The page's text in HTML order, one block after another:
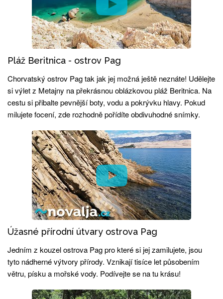
Pláž Beritnica - ostrov Pag
Chorvatský ostrov Pag tak jak jej možná ještě neznáte! Udělejte
si výlet z Metajny na překrásnou oblázkovou pláž Beritnica. Na
cestu si přibalte pevnější boty, vodu a pokrývku hlavy. Pokud
milujete focení, zde rozhodně pořídíte obdivuhodné snímky.
Úžasné přírodní útvary ostrova Pag
Jedním z kouzel ostrova Pag pro které si jej zamilujete, jsou
tyto nádherné výtvory přírody. Vznikají tisíce let působením
větru, písku a mořské vody. Podívejte se na tu krásu!